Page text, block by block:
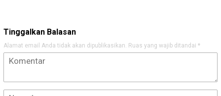
Tinggalkan Balasan
Alamat email Anda tidak akan dipublikasikan. Ruas yang wajib ditandai *